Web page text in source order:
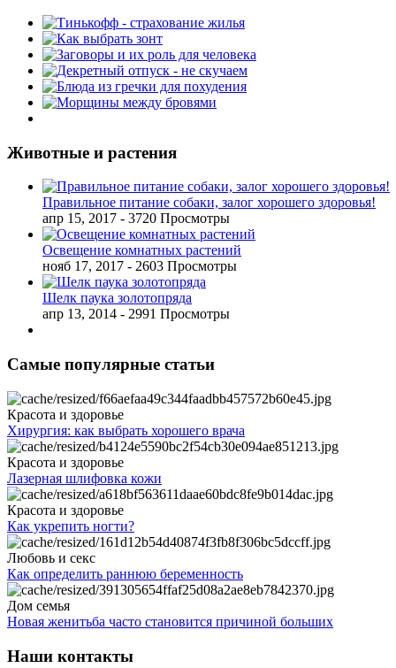
Животные и растения
Правильное питание собаки, залог хорошего здоровья!
апр 15, 2017 - 3720 Просмотры
Освещение комнатных растений
нояб 17, 2017 - 2603 Просмотры
Шелк паука золотопряда
апр 13, 2014 - 2991 Просмотры
Самые популярные статьи
Красота и здоровье
Хирургия: как выбрать хорошего врача
Красота и здоровье
Лазерная шлифовка кожи
Красота и здоровье
Как укрепить ногти?
Любовь и секс
Как определить раннюю беременность
Дом семья
Новая женитьба часто становится причиной больших
Наши контакты